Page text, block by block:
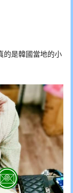
的是韓國當地的小